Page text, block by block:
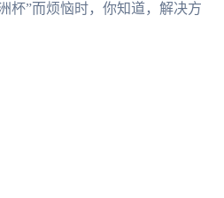
杯”而烦恼时，你知道，解决方